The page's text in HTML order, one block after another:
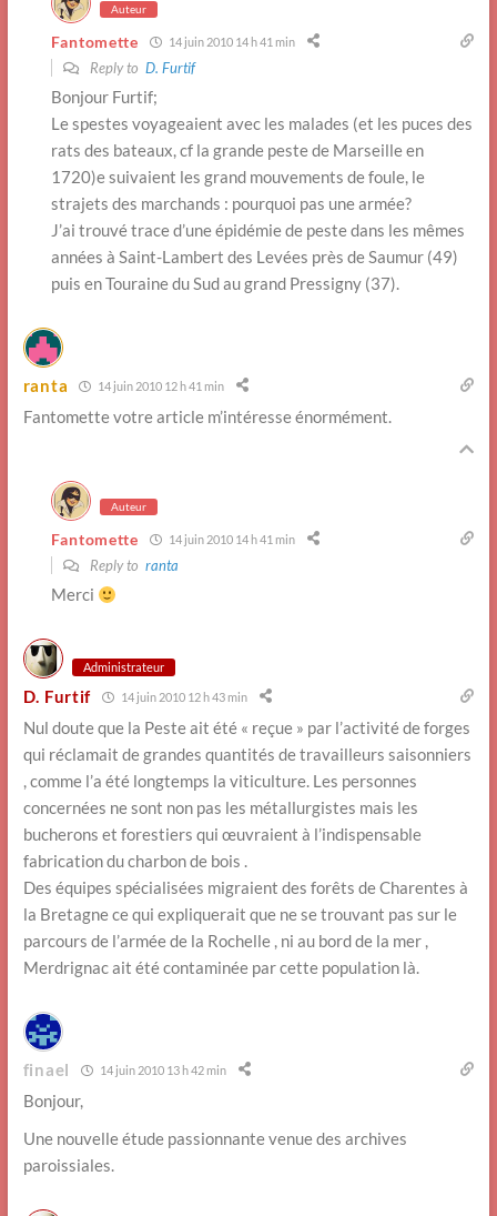
Auteur
Fantomette 14 juin 2010 14 h 41 min
Reply to D. Furtif
Bonjour Furtif;
Le spestes voyageaient avec les malades (et les puces des
rats des bateaux, cf la grande peste de Marseille en
1720)e suivaient les grand mouvements de foule, le
strajets des marchands : pourquoi pas une armée?
J’ai trouvé trace d’une épidémie de peste dans les mêmes
années à Saint-Lambert des Levées près de Saumur (49)
puis en Touraine du Sud au grand Pressigny (37).
ranta 14 juin 2010 12 h 41 min
Fantomette votre article m’intéresse énormément.
Auteur
Fantomette 14 juin 2010 14 h 41 min
Reply to ranta
Merci
Administrateur
D. Furtif 14 juin 2010 12 h 43 min
Nul doute que la Peste ait été « reçue » par l’activité de forges
qui réclamait de grandes quantités de travailleurs saisonniers
, comme l’a été longtemps la viticulture. Les personnes
concernées ne sont non pas les métallurgistes mais les
bucherons et forestiers qui œuvraient à l’indispensable
fabrication du charbon de bois .
Des équipes spécialisées migraient des forêts de Charentes à
la Bretagne ce qui expliquerait que ne se trouvant pas sur le
parcours de l’armée de la Rochelle , ni au bord de la mer ,
Merdrignac ait été contaminée par cette population là.
finael 14 juin 2010 13 h 42 min
Bonjour,
Une nouvelle étude passionnante venue des archives
paroissiales.